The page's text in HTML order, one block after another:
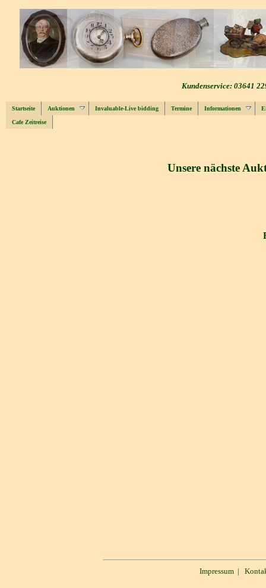
Kundenservice: 03641
Startseite Auktionen Invaluable-Live bidding Termine Informationen
Cafe Zeitreise
Unsere nächste
Impressum|